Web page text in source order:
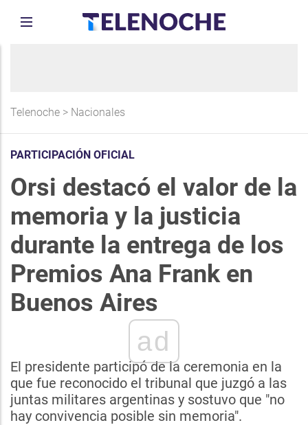
Telenoche > Nacionales
PARTICIPACIÓN OFICIAL
Orsi destacó el valor de la
memoria y la justicia
durante la entrega de los
Premios Ana Frank en
Buenos Aires
ad
El presidente participó de la ceremonia en la
que fue reconocido el tribunal que juzgó a las
juntas militares argentinas y sostuvo que "no
hay convivencia posible sin memoria".